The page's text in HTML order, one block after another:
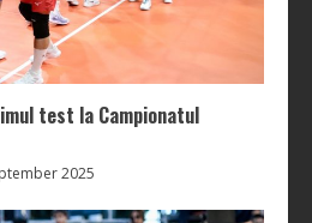
test la Campionatul
2025